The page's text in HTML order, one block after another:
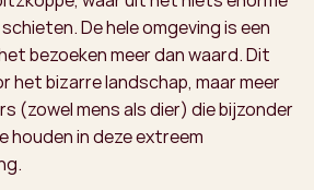
De hele omgeving is een
bezoeken meer dan waard. Dit
het bizarre landschap, maar meer
(zowel mens als dier) die bijzonder
houden in deze extreem